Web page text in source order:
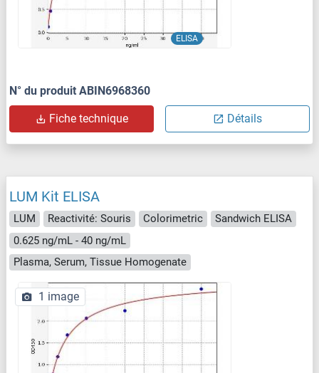
ELISA
N° du produit ABIN6968360
Fiche technique Détails
LUM Kit ELISA
LUM Reactivité: Souris Colorimetric
Sandwich ELISA
0.625 ng/mL - 40 ng/mL
Plasma, Serum, Tissue Homogenate
1 image